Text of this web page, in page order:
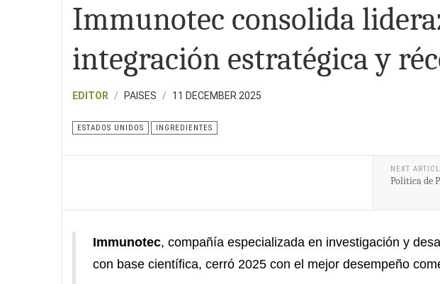
Immunotec consolida
integración estratégica y
EDITOR PAISES 11 DECEMBER 2025
ESTADOS UNIDOS INGREDIENTES
NEXT
Política de
Immunotec, compañía especializada en investigación y
con base científica, cerró 2025 con el mejor desempeño